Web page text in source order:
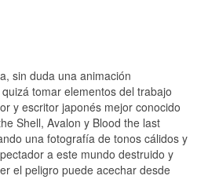
sin duda una animación
tomar elementos del trabajo
y escritor japonés mejor conocido
Shell, Avalon y Blood the last
una fotografía de tonos cálidos y
a este mundo destruido y
el peligro puede acechar desde